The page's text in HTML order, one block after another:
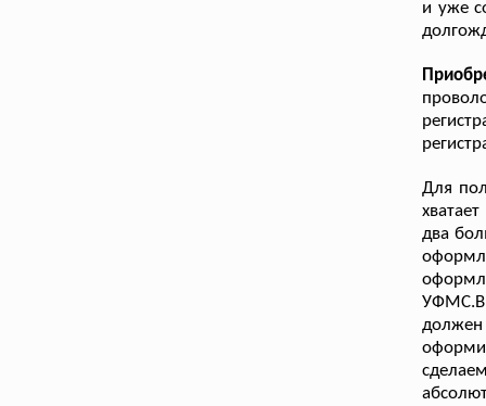
и уже
Для
два
УФМС.В